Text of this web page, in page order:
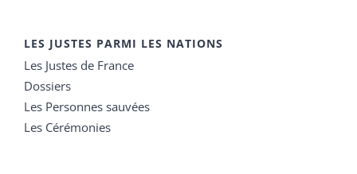
LES JUSTES PARMI LES NATIONS
Les Justes de France
Dossiers
Les Personnes sauvées
Les Cérémonies